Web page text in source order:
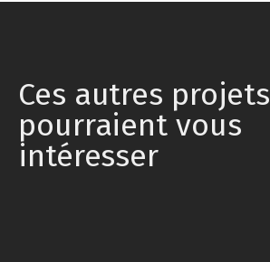
Ces autres projets
pourraient vous
intéresser